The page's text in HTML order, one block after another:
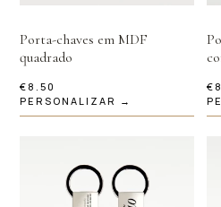
Porta-chaves em MDF
quadrado
€ 8.50
PERSONALIZAR →
€